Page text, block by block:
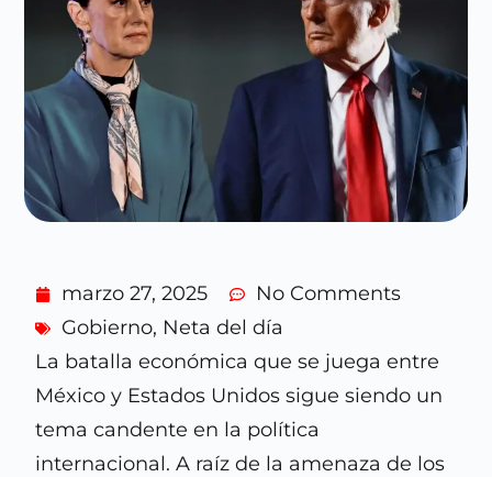
marzo 27, 2025
No Comments
Gobierno, Neta del día
La batalla económica que se juega entre
México y Estados Unidos sigue siendo un
tema candente en la política
internacional. A raíz de la amenaza de los